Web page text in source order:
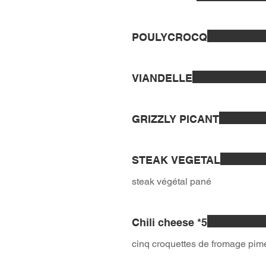
POULYCROCQ
VIANDELLE
GRIZZLY PICANT
STEAK VEGETAL
steak végétal pané
Chili cheese *5
cinq croquettes de fromage